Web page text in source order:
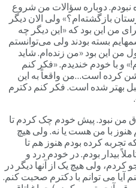
نبودم. دوباره سؤالات من شروع
بازگشته‌ام؟» ولی الان دیگر
این بود که «این دیگر چه
بسته بودند ولی می‌توانستم
من این بود «من زنده‌ام. شاید
و با خودم خندیدم. «فکر کنم
کرده است…من واقعاً به این
بهتر شده است. فکر کنم دکترم
من نبود. پیش خودم چک کردم تا
هنوز با من هست یا نه. ولی هیچ
کرده بودم هنوز هم تا
بیدار بودم. در خودم درد و
ولی هیچ‌ یک از آنها دیگر در
آیا می توانم با دکترم صحبت کنم.